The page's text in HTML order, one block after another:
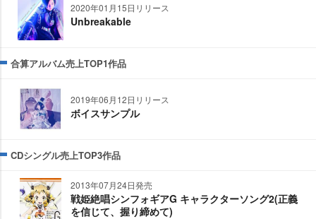
2020年01月15日リリース
Unbreakable
合算アルバム売上TOP1作品
2019年06月12日リリース
ボイスサンプル
CDシングル売上TOP3作品
2013年07月24日発売
戦姫絶唱シンフォギアG キャラクターソング2(正義
を信じて、握り締めて)